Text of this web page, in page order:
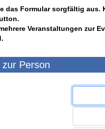
das Formular sorgfältig aus.
Veranstaltungen zur
Person